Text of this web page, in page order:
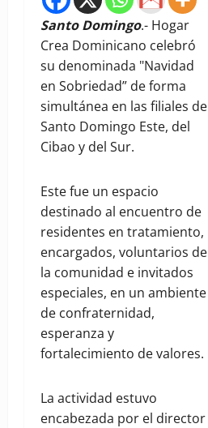
Santo Domingo.- Hogar
Crea Dominicano celebró
su denominada "Navidad
en Sobriedad” de forma
simultánea en las filiales de
Santo Domingo Este, del
Cibao y del Sur.
Este fue un espacio
destinado al encuentro de
residentes en tratamiento,
encargados, voluntarios de
la comunidad e invitados
especiales, en un ambiente
de confraternidad,
esperanza y
fortalecimiento de valores.
La actividad estuvo
encabezada por el director